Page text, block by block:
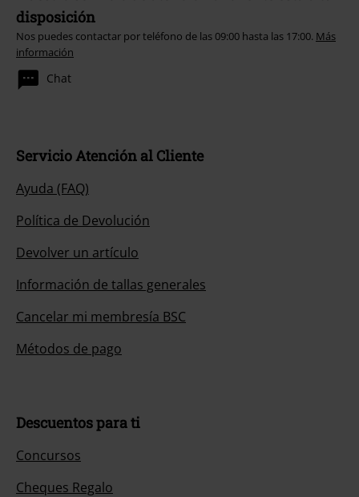
disposición
Nos puedes contactar por teléfono de las 09:00 hasta las 17:00. Más
información
Chat
Servicio Atención al Cliente
Ayuda (FAQ)
Política de Devolución
Devolver un artículo
Información de tallas generales
Cancelar mi membresía BSC
Métodos de pago
Descuentos para ti
Concursos
Cheques Regalo